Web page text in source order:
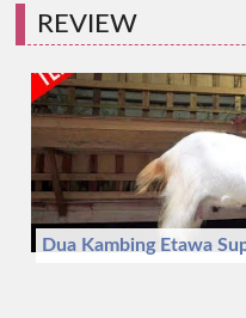
REVIEW
Dua Kambing Etawa